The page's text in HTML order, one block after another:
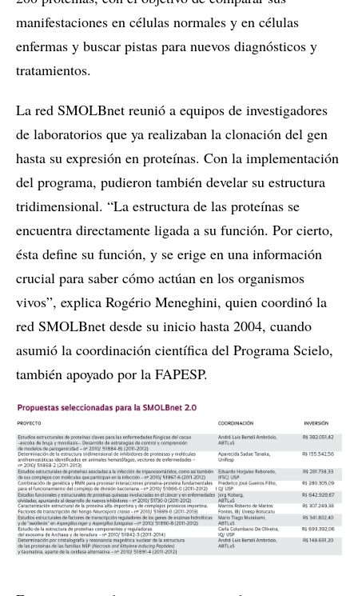
manifestaciones en células normales y en células
enfermas y buscar pistas para nuevos diagnósticos y
tratamientos.
La red SMOLBnet reunió a equipos de investigadores
de laboratorios que ya realizaban la clonación del gen
hasta su expresión en proteínas. Con la implementación
del programa, pudieron también develar su estructura
tridimensional. “La estructura de las proteínas se
encuentra directamente ligada a su función. Por cierto,
ésta define su función, y se erige en una información
crucial para saber cómo actúan en los organismos
vivos”, explica Rogério Meneghini, quien coordinó la
red SMOLBnet desde su inicio hasta 2004, cuando
asumió la coordinación científica del Programa Scielo,
también apoyado por la FAPESP.